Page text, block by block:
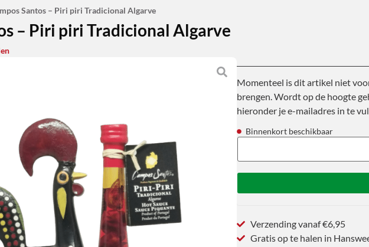
Santos – Piri piri Tradicional Algarve
– Piri piri Tradicional Algarve
Momenteel is dit artikel niet
brengen. Wordt op de hoogte
hieronder je e-mailadres in te
Binnenkort beschikbaar
Verzending vanaf €6,95
Gratis op te halen in